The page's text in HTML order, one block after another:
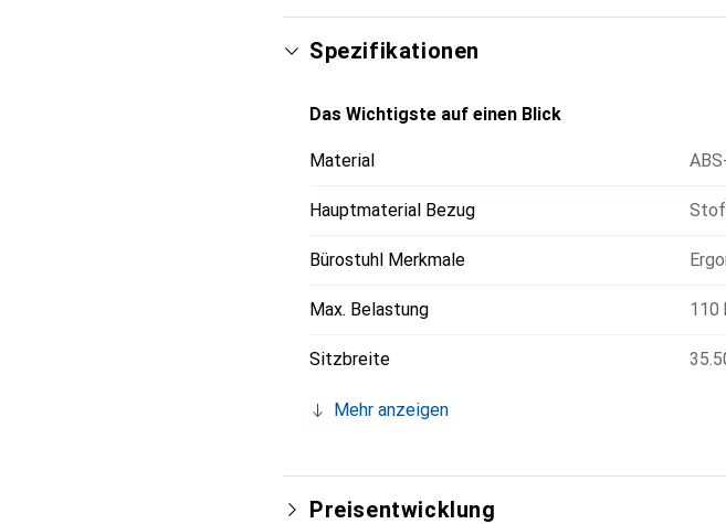
Sitzweise legen und gleichzeitig ihre Muskulatur
die silberne Kugelbahn verleihen dem Hocker ein
Büroumgebung passt.
Spezifikationen
Das Wichtigste auf einen Blick
Material
Hauptmaterial Bezug
Bürostuhl Merkmale
Max. Belastung 110
Sitzbreite
Mehr anzeigen
Preisentwicklung